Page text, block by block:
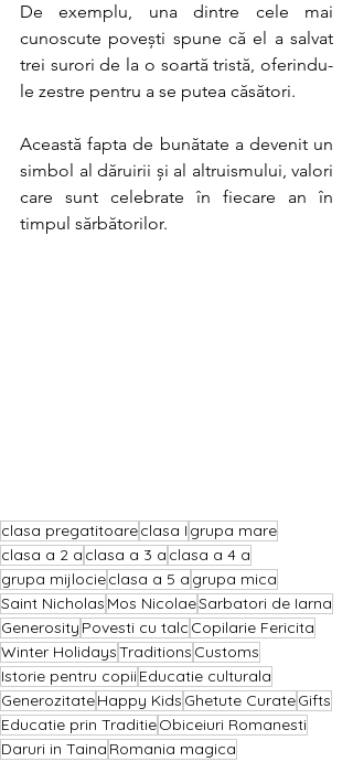
De exemplu, una dintre cele mai
cunoscute povești spune că el a salvat
trei surori de la o soartă tristă, oferindu-
le zestre pentru a se putea căsători.
Această fapta de bunătate a devenit un
simbol al dăruirii și al altruismului, valori
care sunt celebrate în fiecare an în
timpul sărbătorilor.
clasa pregatitoareclasa I grupa mare
clasa a 2 a clasa a 3 a clasa a 4 a
grupa mijlocieclasa a 5 a grupa mica
Saint Nicholas Mos NicolaeSarbatori de Iarna
Generosity Povesti cu talc Copilarie Fericita
Winter HolidaysTraditions Customs
Istorie pentru copii Educatie culturala
GenerozitateHappy Kids Ghetute CurateGifts
Educatie prin TraditieObiceiuri Romanesti
Daruri in Taina Romania magica